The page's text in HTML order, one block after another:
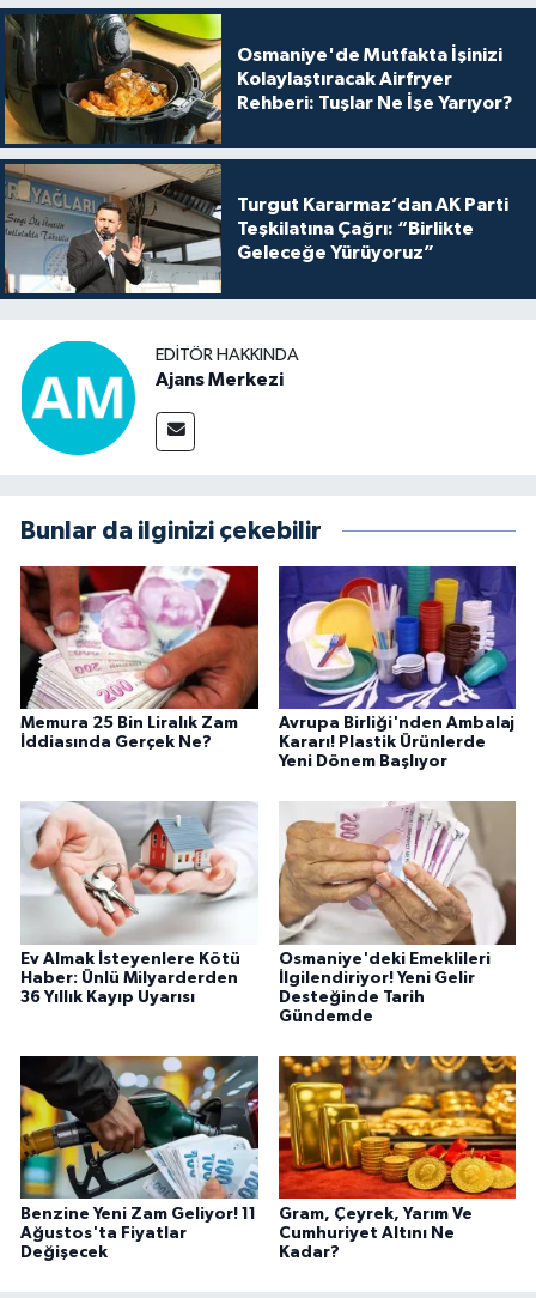
Osmaniye'de Mutfakta İşinizi
Kolaylaştıracak Airfryer
Rehberi: Tuşlar Ne İşe Yarıyor?
Turgut Kararmaz’dan AK Parti
Teşkilatına Çağrı: “Birlikte
Geleceğe Yürüyoruz”
EDITÖR HAKKINDA
Ajans Merkezi
Bunlar da ilginizi çekebilir
Memura 25 Bin Liralık Zam
İddiasında Gerçek Ne?
Avrupa Birliği'nden Ambalaj
Kararı! Plastik Ürünlerde
Yeni Dönem Başlıyor
Ev Almak İsteyenlere Kötü
Haber: Ünlü Milyarderden
36 Yıllık Kayıp Uyarısı
Osmaniye'deki Emeklileri
İlgilendiriyor! Yeni Gelir
Desteğinde Tarih
Gündemde
Benzine Yeni Zam Geliyor! 11
Ağustos'ta Fiyatlar
Değişecek
Gram, Çeyrek, Yarım Ve
Cumhuriyet Altını Ne
Kadar?